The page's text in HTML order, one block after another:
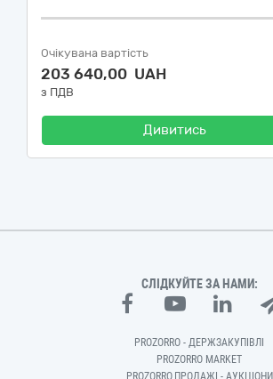
Очікувана вартість
203 640,00 UAH
з ПДВ
Дивитись
СЛІДКУЙТЕ ЗА НАМИ:
PROZORRO - ДЕРЖЗАКУПІВЛІ
PROZORRO MARKET
PROZORRO.ПРОДАЖІ - АУКЦІОНИ